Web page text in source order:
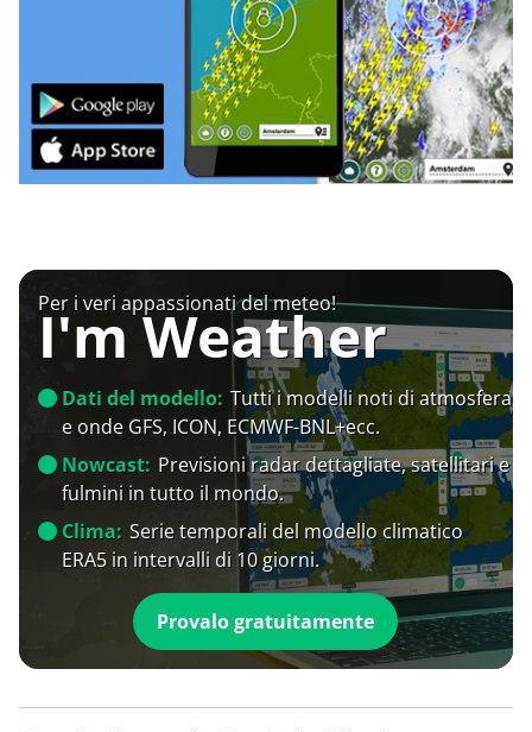
Per i veri appassionati del meteo!
I'm Weather
Dati del modello: Tutti i modelli noti di atmosfera
e onde GFS, ICON, ECMWF-BNL+ecc.
Nowcast: Previsioni radar dettagliate, satellitari e
fulmini in tutto il mondo.
Clima: Serie temporali del modello climatico
ERA5 in intervalli di 10 giorni.
Provalo gratuitamente